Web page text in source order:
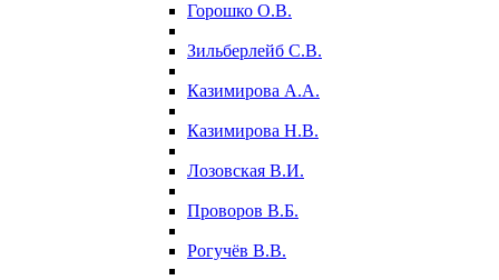
Горошко О.В.
Зильберлейб С.В.
Казимирова А.А.
Казимирова Н.В.
Лозовская В.И.
Проворов В.Б.
Рогучёв В.В.